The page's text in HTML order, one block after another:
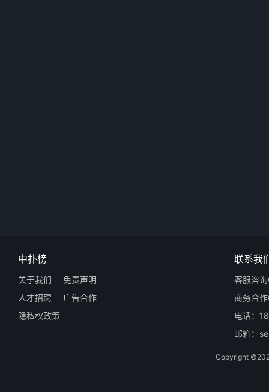
中扑榜
关于我们
免责声明
人才招聘
广告合作
隐私权政策
联系我
客服咨
商务合
电话：
邮箱：
Copyright